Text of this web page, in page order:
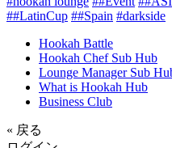
##LatinCup ##Spain #darkside
Hookah Battle
Hookah Chef Sub Hub
Lounge Manager Sub
What is Hookah Hub
Business Club
« 戻る